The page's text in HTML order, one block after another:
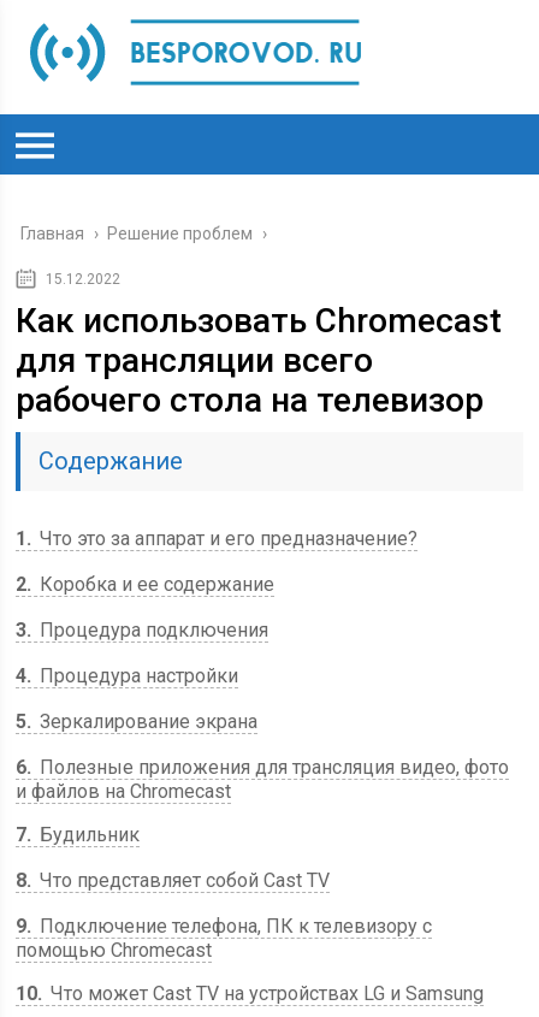
Главная › Решение проблем ›
15.12.2022
Как использовать Chromecast
для трансляции всего
рабочего стола на телевизор
Содержание
1
Что это за аппарат и его предназначение?
2
Коробка и ее содержание
3
Процедура подключения
4
Процедура настройки
5 Зеркалирование экрана
6
Полезные приложения для трансляция видео, фото
и файлов на Chromecast
7
Будильник
8 Что представляет собой Cast TV
9
Подключение телефона, ПК к телевизору с
помощью Chromecast
10 Что может Cast TV на устройствах LG и Samsung